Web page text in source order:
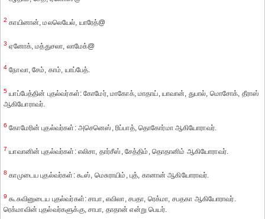
2 காயினான், மலலெயேல், யாரேத்@
3 ஏனோக், மத்துசலா, லாமேக்@
4 நோவா, சேம், காம், யாப்பேத்.
5 யாப்பேத்தின் புதல்வர்கள்: கோமேர், மாகோக், மாதாய், யாவான், துபால், மொசோக், தீராஸ்
ஆகியோராவர்.
6 கோமேரின் புதல்வர்கள்: அசெனெஸ், ரிப்பாத், தொகோர்மா ஆகியோராவர்.
7 யாவானின் புதல்வர்கள்: எலிசா, தார்சீஸ், சேத்திம், தொதானிம் ஆகியோராவர்.
8 காமுடைய புதல்வர்கள்: கூஸ், மெசுராயிம், புத், கானான் ஆகியோராவர்.
9 கூசுவினுடைய புதல்வர்கள்: சாபா, எவிலா, சபதா, ரெக்மா, சபதகா ஆகியோராவர்.
ரெக்மாவின் புதல்வர்களுக்கு, சாபா, தாதான் என்று பெயர்.